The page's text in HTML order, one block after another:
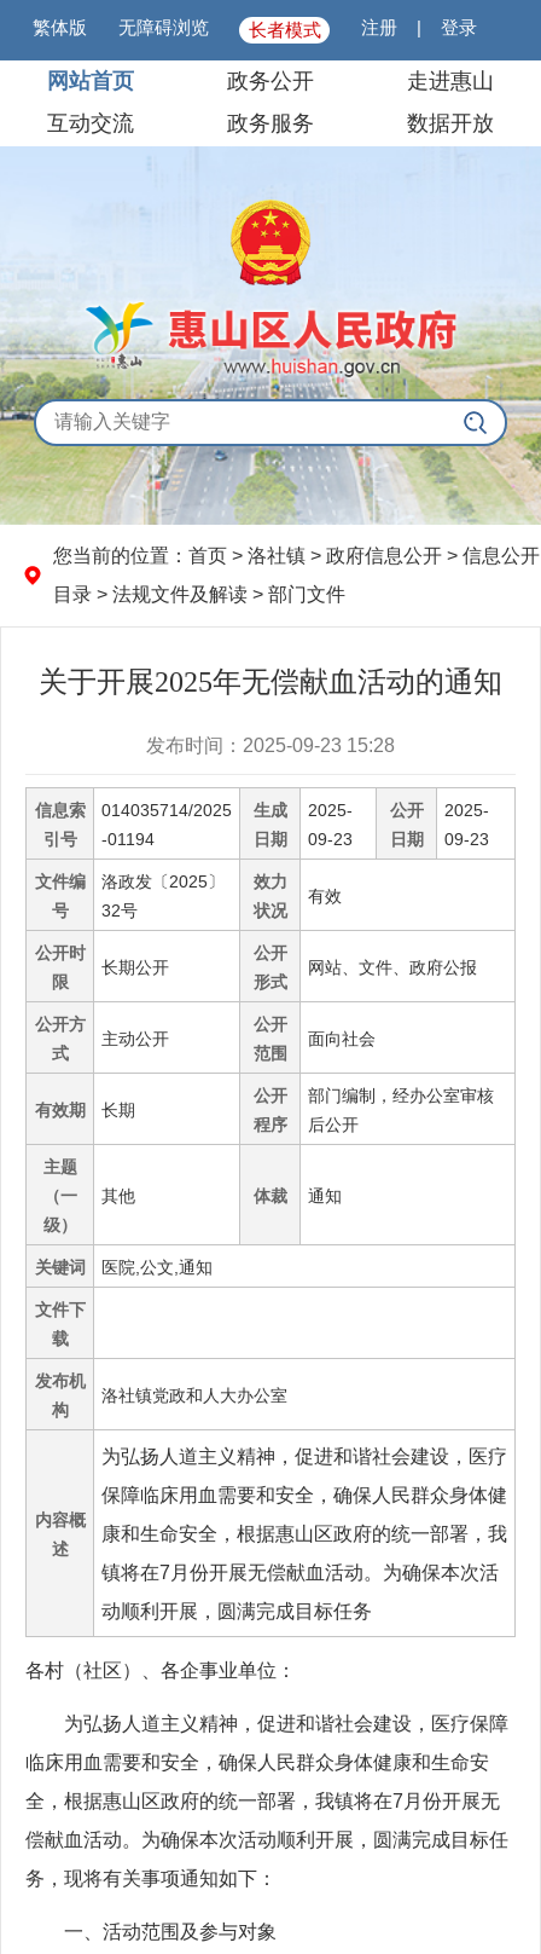
繁体版 无障碍浏览 长者模式 注册 |登录
网站首页 政务公开
走进惠山
互动交流
政务服务 数据开放
您当前的位置： 首页 > 洛社镇 > 政府信息公开 > 信息公开
目录 > 法规文件及解读 > 部门文件
关于开展2025年无偿献血活动的通知
发布时间：2025-09-23 15:28
信息索
引号
014035714/2025
-01194
生成
日期
2025-
09-23
公开
日期
2025-
09-23
文件编
号
洛政发〔2025〕
32号
效力
状况
有效
公开时
限
长期公开
公开
形式
网站、文件、政府公报
公开方
式
主动公开
公开
范围
面向社会
有效期 长期
公开
程序
部门编制，经办公室审核
后公开
主题
（一
级）
其他 体裁 通知
关键词 医院,公文,通知
文件下
载
发布机
构
洛社镇党政和人大办公室
内容概
述
为弘扬人道主义精神，促进和谐社会建设，医疗
保障临床用血需要和安全，确保人民群众身体健
康和生命安全，根据惠山区政府的统一部署，我
镇将在7月份开展无偿献血活动。为确保本次活
动顺利开展，圆满完成目标任务
各村（社区）、各企事业单位：
为弘扬人道主义精神，促进和谐社会建设，医疗保障
临床用血需要和安全，确保人民群众身体健康和生命安
全，根据惠山区政府的统一部署，我镇将在7月份开展无
偿献血活动。为确保本次活动顺利开展，圆满完成目标任
务，现将有关事项通知如下：
一、活动范围及参与对象